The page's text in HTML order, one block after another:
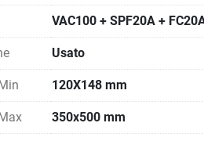
VAC100 + SPF20A +
Usato
120X148 mm
350x500 mm